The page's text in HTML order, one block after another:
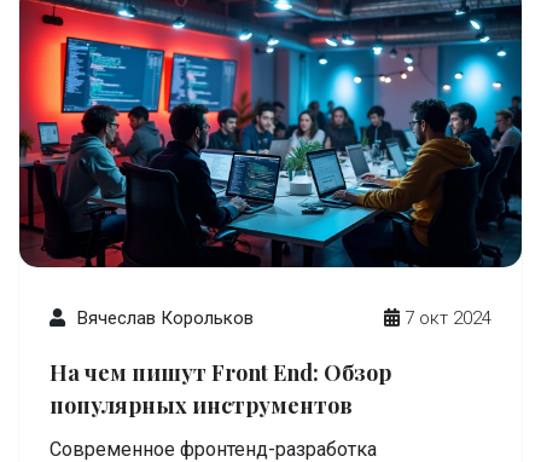
области IT, где постоянное развитие и адаптация
под новые технологии являются ключевыми
успехами. В данной статье обсуждаются
основные направления и преимущества,
которые предоставляет образование в этой
области.
Вячеслав Корольков 7 окт 2024
На чем пишут Front End: Обзор
популярных инструментов
Современное фронтенд-разработка